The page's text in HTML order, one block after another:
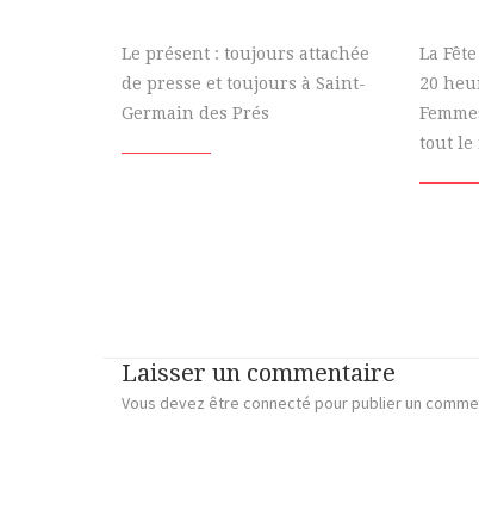
Le présent : toujours attachée
de presse et toujours à Saint-
Germain des Prés
La
20
tout le
Laisser un commentaire
Vous devez être connecté pour publier un